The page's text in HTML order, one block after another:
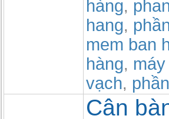
hàng,
hang,
mem ban
hàng,
vạch,
Cân